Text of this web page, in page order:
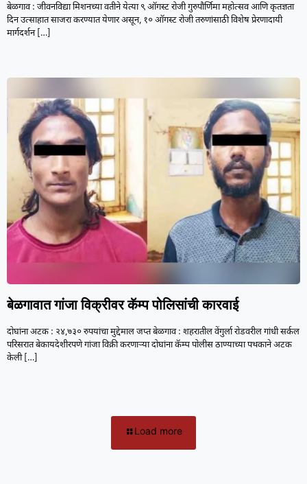
बेळगाव : जीवनविद्या मिशनच्या वतीने येत्या ९ ऑगस्ट रोजी गुरुपौर्णिमा महोत्सव आणि कृतज्ञता
दिन उत्साहात साजरा करण्यात येणार असून, १० ऑगस्ट रोजी तरुणांसाठी विशेष प्रेरणादायी
मार्गदर्शन[…]
बेळगावात गांजा विक्रीवर कॅम्प पोलिसांची कारवाई
दोघांना अटक : २४,७३० रुपयांचा मुद्देमाल जप्त बेळगाव : शहरातील वेंगुर्ला रोडवरील गांधी सर्कल
परिसरात बेकायदेशीरपणे गांजा विक्री करणाऱ्या दोघांना कॅम्प पोलीस ठाण्याच्या पथकाने अटक
केली[…]
Load more